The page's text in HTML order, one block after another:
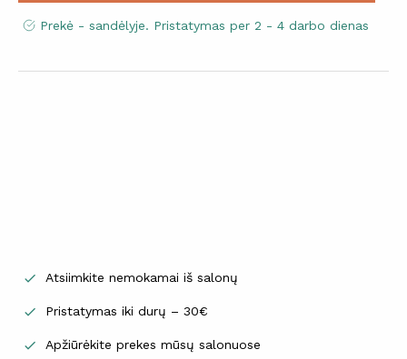
Prekė - sandėlyje. Pristatymas per 2 - 4 darbo dienas
 Atsiimkite nemokamai iš salonų
 Pristatymas iki durų – 30€
 Apžiūrėkite prekes mūsų salonuose